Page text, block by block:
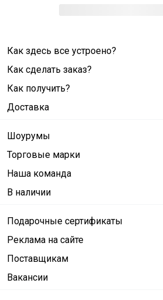
Как здесь все устроено?
Как сделать заказ?
Как получить?
Доставка
Шоурумы
Торговые марки
Наша команда
В наличии
Подарочные сертификаты
Реклама на сайте
Поставщикам
Вакансии